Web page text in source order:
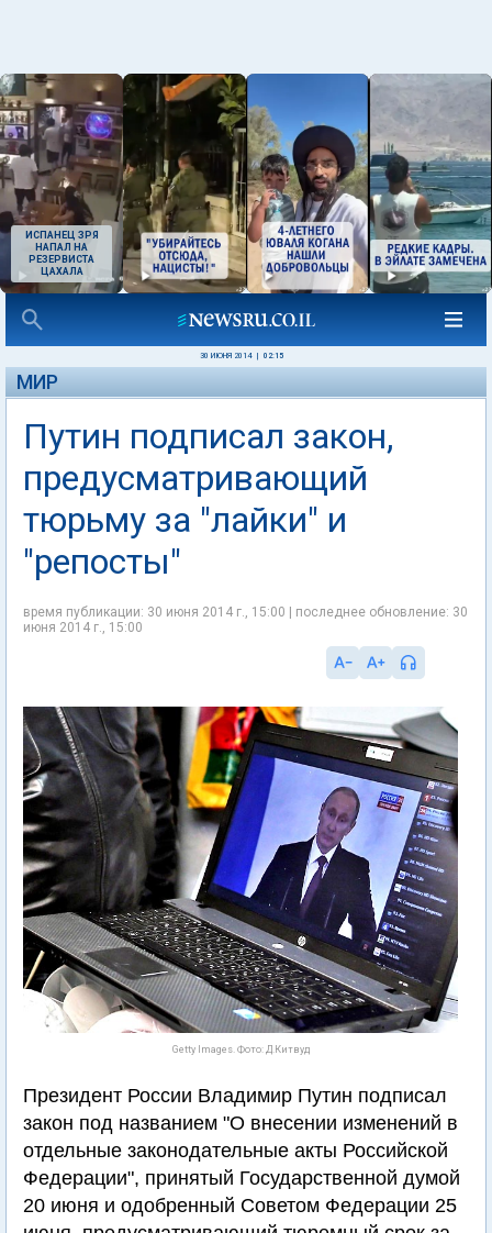
ИСПАНЕЦ ЗРЯ
НАПАЛ НА
РЕЗЕРВИСТА
ЦАХАЛА
30 ИЮНЯ 2014 02:15
МИР
Путин подписал закон,
предусматривающий
тюрьму за "лайки" и
"репосты"
время публикации: 30 июня 2014 г., 15:00 | последнее обновление: 30
июня 2014 г., 15:00
Getty Images. Фото: Д.Китвуд
Президент России Владимир Путин подписал
закон под названием "О внесении изменений в
отдельные законодательные акты Российской
Федерации", принятый Государственной думой
20 июня и одобренный Советом Федерации 25